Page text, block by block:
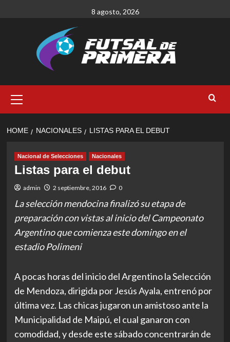
8 agosto, 2026
Menu
HOME NACIONALES LISTAS PARA EL DEBUT
Nacional de Selecciones Nacionales
Listas para el debut
admin 2 septiembre, 2016 0
La selección mendocina finalizó su etapa de
preparación con vistas al inicio del Campeonato
Argentino que comienza este domingo en el
estadio Polimeni
A pocas horas del inicio del Argentino la Selección
de Mendoza, dirigida por Jesús Ayala, entrenó por
última vez. Las chicas jugaron un amistoso ante la
Municipalidad de Maipú, el cual ganaron con
comodidad, y desde este sábado concentrarán de